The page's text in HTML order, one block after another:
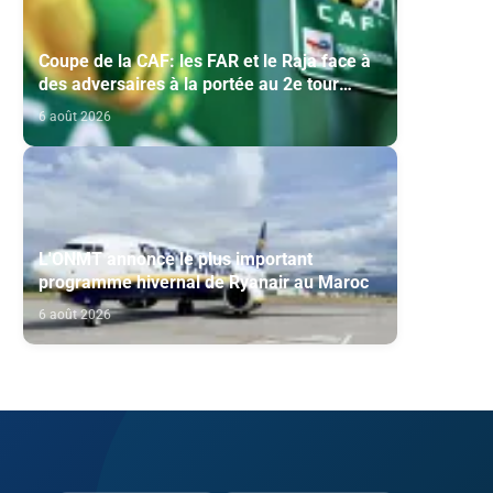
Coupe de la CAF: les FAR et le Raja face à
des adversaires à la portée au 2e tour
préliminaire
6 août 2026
L'ONMT annonce le plus important
programme hivernal de Ryanair au Maroc
6 août 2026